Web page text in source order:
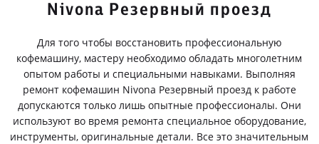
Nivona Резервный проезд
Для того чтобы восстановить профессиональную
кофемашину, мастеру необходимо обладать многолетним
опытом работы и специальными навыками. Выполняя
ремонт кофемашин Nivona Резервный проезд к работе
допускаются только лишь опытные профессионалы. Они
используют во время ремонта специальное оборудование,
инструменты, оригинальные детали. Все это значительным